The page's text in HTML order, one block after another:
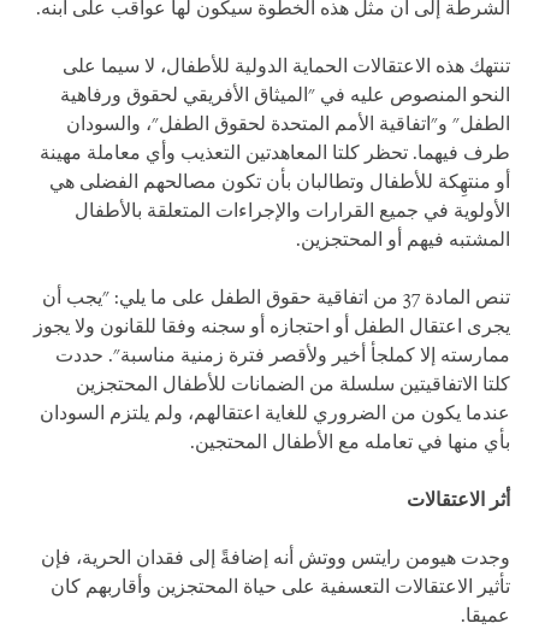
الشرطة إلى أن مثل هذه الخطوة سيكون لها عواقب على ابنه.
تنتهك هذه الاعتقالات الحماية الدولية للأطفال، لا سيما على
النحو المنصوص عليه في "الميثاق الأفريقي لحقوق ورفاهية
الطفل" و"اتفاقية الأمم المتحدة لحقوق الطفل"، والسودان
طرف فيهما. تحظر كلتا المعاهدتين التعذيب وأي معاملة مهينة
أو منتهِكة للأطفال وتطالبان بأن تكون مصالحهم الفضلى هي
الأولوية في جميع القرارات والإجراءات المتعلقة بالأطفال
المشتبه فيهم أو المحتجزين.
تنص المادة 37 من اتفاقية حقوق الطفل على ما يلي: "يجب أن
يجرى اعتقال الطفل أو احتجازه أو سجنه وفقا للقانون ولا يجوز
ممارسته إلا كملجأ أخير ولأقصر فترة زمنية مناسبة". حددت
كلتا الاتفاقيتين سلسلة من الضمانات للأطفال المحتجزين
عندما يكون من الضروري للغاية اعتقالهم، ولم يلتزم السودان
بأي منها في تعامله مع الأطفال المحتجين.
أثر الاعتقالات
وجدت هيومن رايتس ووتش أنه إضافةً إلى فقدان الحرية، فإن
تأثير الاعتقالات التعسفية على حياة المحتجزين وأقاربهم كان
عميقا.